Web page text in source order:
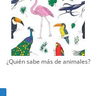
¿Quién sabe más de animales?